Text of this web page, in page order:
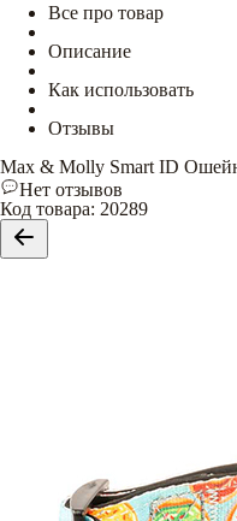
Все про товар
Описание
Как использовать
Отзывы
Max & Molly Smart ID
Нет отзывов
Код товара: 20289